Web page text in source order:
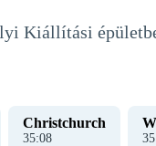
Kiállítási
Christchurch
35:09 35